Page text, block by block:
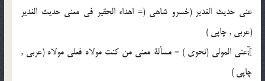
عنى حديث الغدير (خسرو شاهى (= اهداء الحقير فى معنى حديث الغدير
(عربى , چاپى )
];ّّعنى المولى (نحوى ) = مسألة معنى من كنت مولاه فعلى مولاه (عربى ,
چاپى )